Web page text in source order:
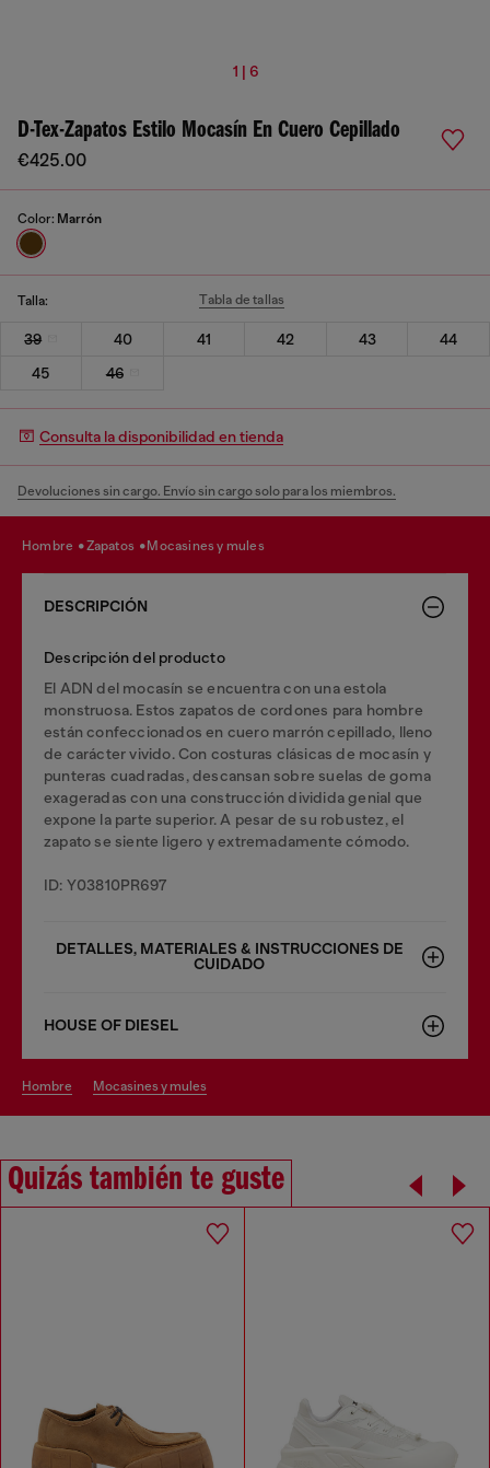
1 | 6
D-Tex-Zapatos Estilo Mocasín En Cuero Cepillado
€425.00
Color: Marrón
Talla: Tabla de tallas
39 40 41 42 43
44
45
46
Consulta la disponibilidad en tienda
Devoluciones sin cargo. Envío sin cargo solo para los miembros.
hombre zapatos mocasines y mules
DESCRIPCIÓN
Descripción del producto
El ADN del mocasín se encuentra con una estola
monstruosa. Estos zapatos de cordones para hombre
están confeccionados en cuero marrón cepillado, lleno
de carácter vivido. Con costuras clásicas de mocasín y
punteras cuadradas, descansan sobre suelas de goma
exageradas con una construcción dividida genial que
expone la parte superior. A pesar de su robustez, el
zapato se siente ligero y extremadamente cómodo.
ID: Y03810PR697
DETALLES, MATERIALES & INSTRUCCIONES DE
CUIDADO
HOUSE OF DIESEL
hombre mocasines y mules
Quizás también te guste